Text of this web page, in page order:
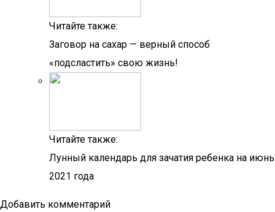
Читайте также:
Заговор на сахар — верный способ
«подсластить» свою жизнь!
Читайте также:
Лунный календарь для зачатия ребенка на июнь
2021 года
Добавить комментарий